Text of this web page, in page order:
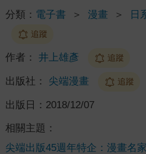
分類： 電子書 ＞ 漫畫 ＞ 日
追蹤
作者： 井上雄彥 追蹤
出版社： 尖端漫畫 追蹤
出版日： 2018/12/07
相關主題：
尖端出版45週年特企：漫畫名